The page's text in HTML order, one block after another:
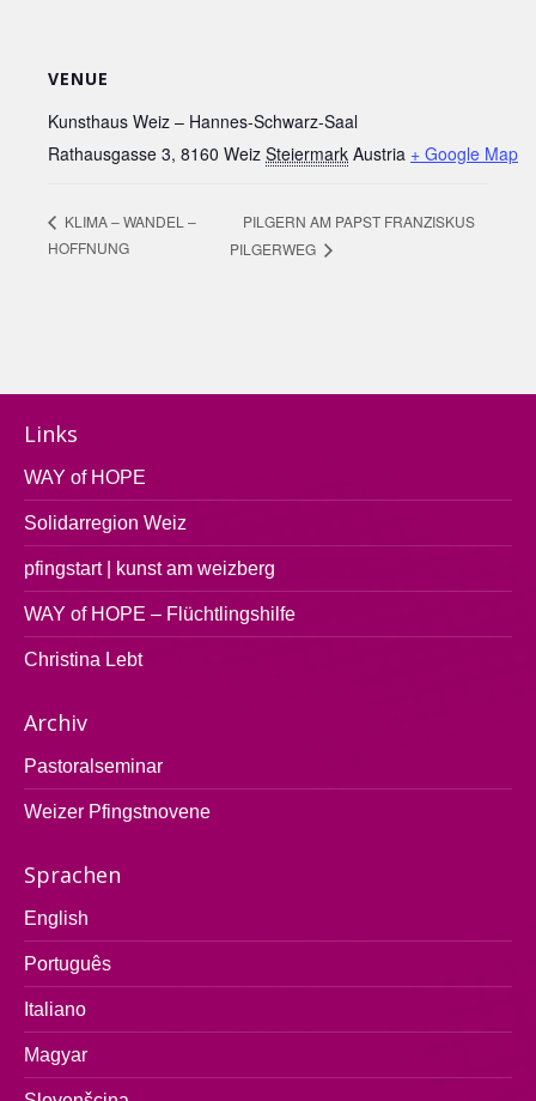
VENUE
Kunsthaus Weiz – Hannes-Schwarz-Saal
Rathausgasse 3, 8160 Weiz Steiermark Austria + Google Map
KLIMA – WANDEL –
HOFFNUNG
PILGERN AM PAPST FRANZISKUS
PILGERWEG
Links
WAY of HOPE
Solidarregion Weiz
pfingstart | kunst am weizberg
WAY of HOPE – Flüchtlingshilfe
Christina Lebt
Archiv
Pastoralseminar
Weizer Pfingstnovene
Sprachen
English
Português
Italiano
Magyar